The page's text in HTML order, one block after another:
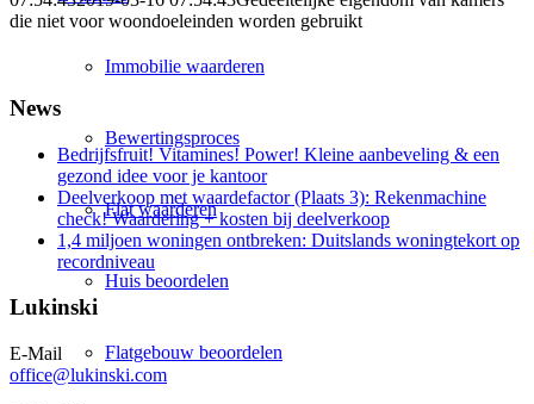
Immobilie waarderen
Bewertingsproces
Flat waarderen
Huis beoordelen
Flatgebouw beoordelen
die niet voor woondoeleinden worden gebruikt
News
Bedrijfsfruit! Vitamines! Power! Kleine aanbeveling & een
gezond idee voor je kantoor
Deelverkoop met waardefactor (Plaats 3): Rekenmachine
check! Waardering + kosten bij deelverkoop
1,4 miljoen woningen ontbreken: Duitslands woningtekort op
recordniveau
Lukinski
E-Mail
office@lukinski.com